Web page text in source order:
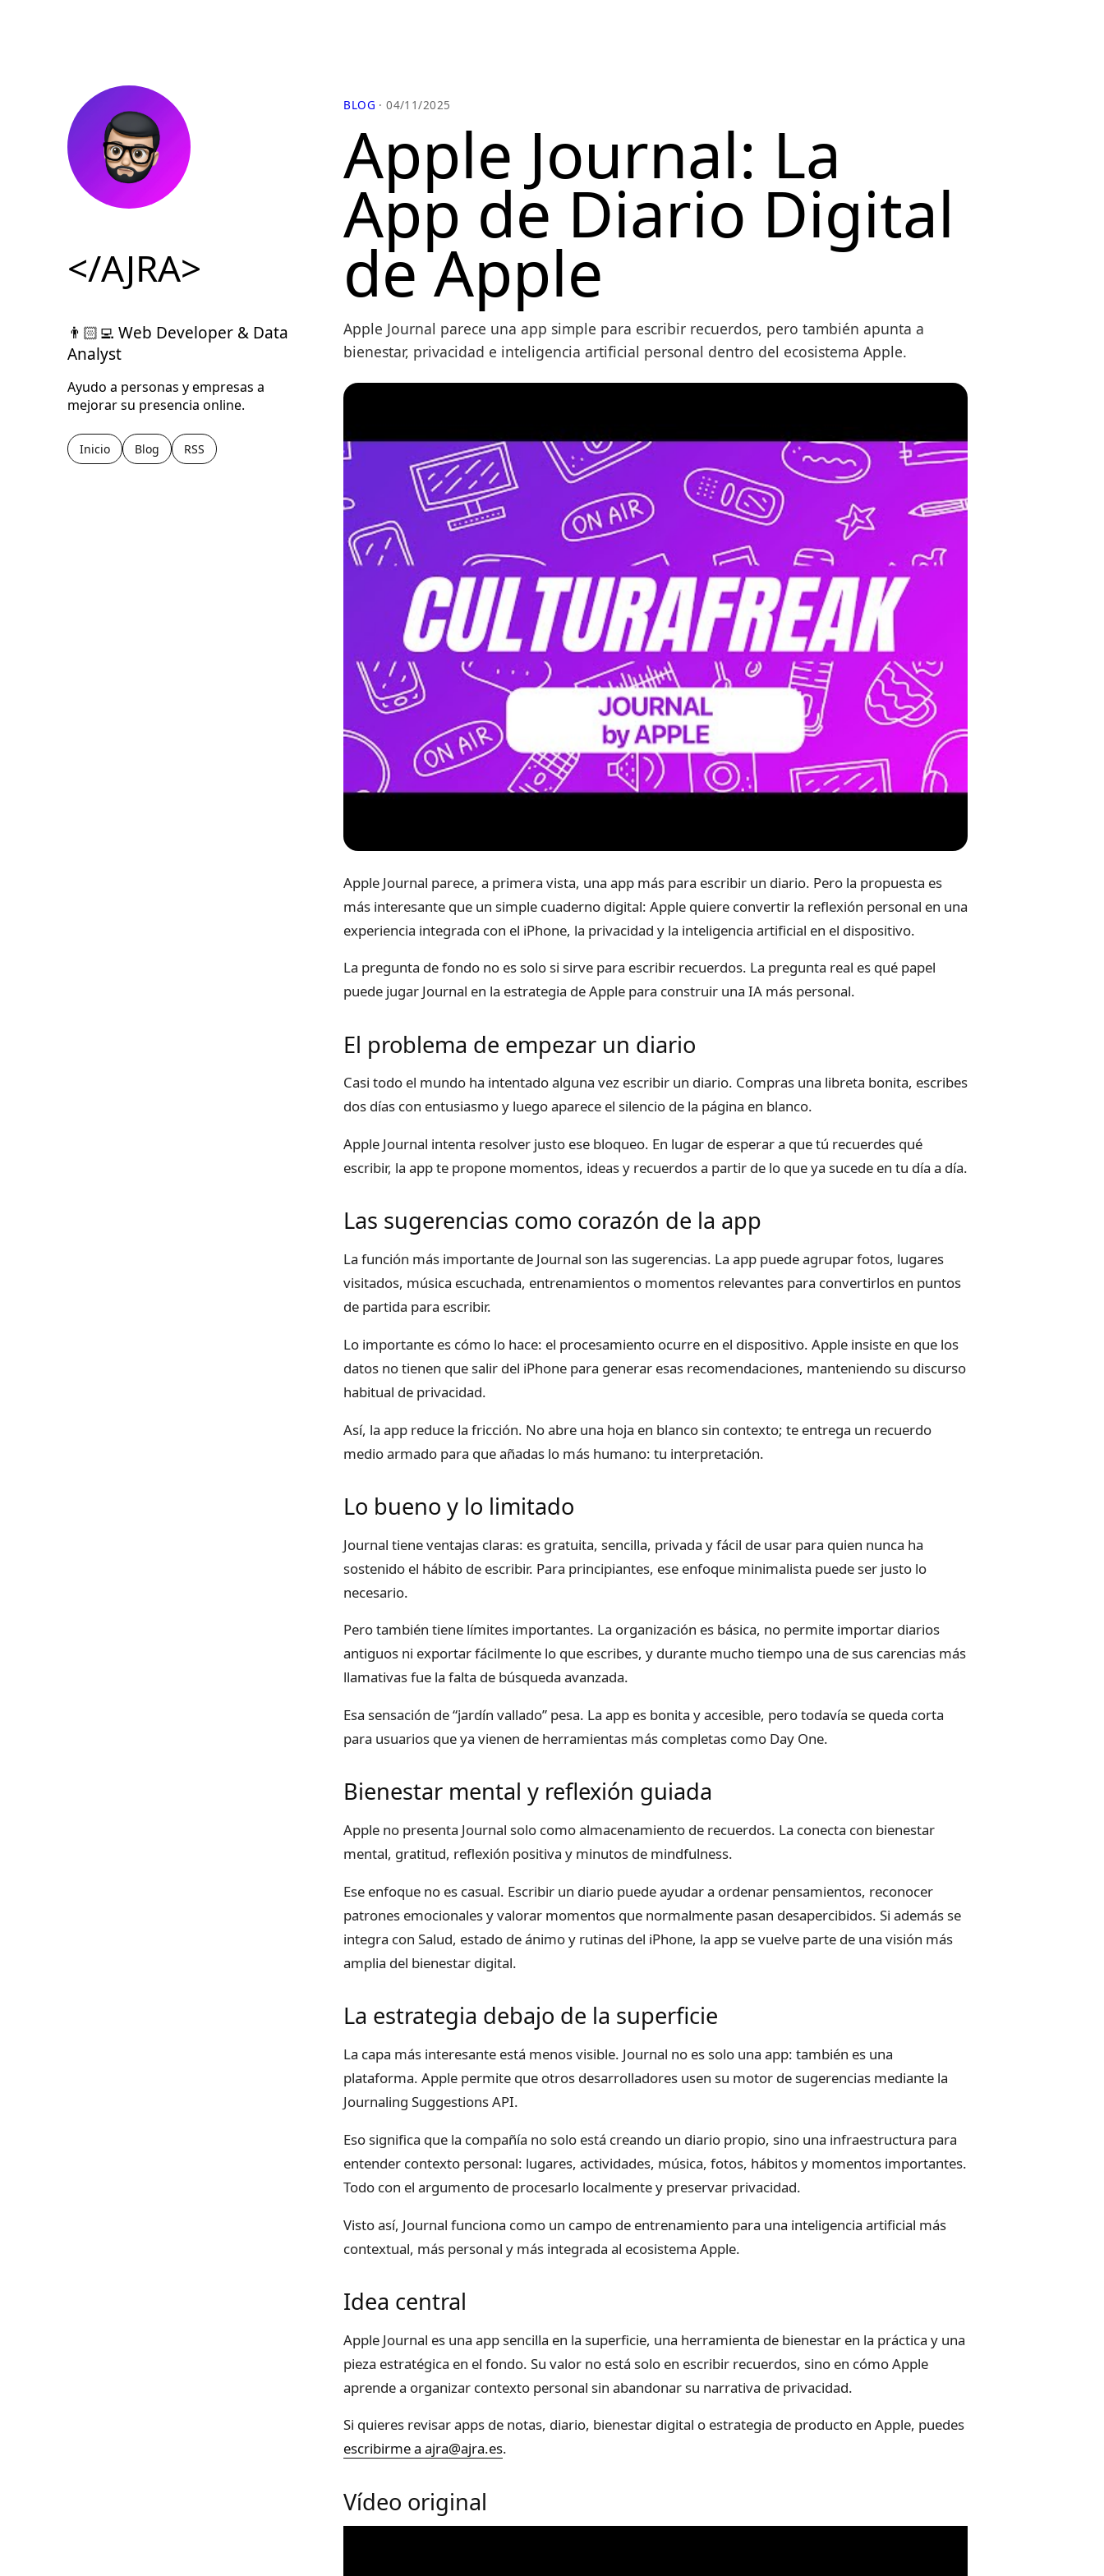
</AJRA>
👨🏻‍💻 Web Developer & Data
Analyst
Ayudo a personas y empresas a
mejorar su presencia online.
Inicio Blog RSS
BLOG · 04/11/2025
Apple Journal: La
App de Diario Digital
de Apple
Apple Journal parece una app simple para escribir recuerdos, pero también apunta a
bienestar, privacidad e inteligencia artificial personal dentro del ecosistema Apple.
Apple Journal parece, a primera vista, una app más para escribir un diario. Pero la propuesta es
más interesante que un simple cuaderno digital: Apple quiere convertir la reflexión personal en una
experiencia integrada con el iPhone, la privacidad y la inteligencia artificial en el dispositivo.
La pregunta de fondo no es solo si sirve para escribir recuerdos. La pregunta real es qué papel
puede jugar Journal en la estrategia de Apple para construir una IA más personal.
El problema de empezar un diario
Casi todo el mundo ha intentado alguna vez escribir un diario. Compras una libreta bonita, escribes
dos días con entusiasmo y luego aparece el silencio de la página en blanco.
Apple Journal intenta resolver justo ese bloqueo. En lugar de esperar a que tú recuerdes qué
escribir, la app te propone momentos, ideas y recuerdos a partir de lo que ya sucede en tu día a día.
Las sugerencias como corazón de la app
La función más importante de Journal son las sugerencias. La app puede agrupar fotos, lugares
visitados, música escuchada, entrenamientos o momentos relevantes para convertirlos en puntos
de partida para escribir.
Lo importante es cómo lo hace: el procesamiento ocurre en el dispositivo. Apple insiste en que los
datos no tienen que salir del iPhone para generar esas recomendaciones, manteniendo su discurso
habitual de privacidad.
Así, la app reduce la fricción. No abre una hoja en blanco sin contexto; te entrega un recuerdo
medio armado para que añadas lo más humano: tu interpretación.
Lo bueno y lo limitado
Journal tiene ventajas claras: es gratuita, sencilla, privada y fácil de usar para quien nunca ha
sostenido el hábito de escribir. Para principiantes, ese enfoque minimalista puede ser justo lo
necesario.
Pero también tiene límites importantes. La organización es básica, no permite importar diarios
antiguos ni exportar fácilmente lo que escribes, y durante mucho tiempo una de sus carencias más
llamativas fue la falta de búsqueda avanzada.
Esa sensación de “jardín vallado” pesa. La app es bonita y accesible, pero todavía se queda corta
para usuarios que ya vienen de herramientas más completas como Day One.
Bienestar mental y reflexión guiada
Apple no presenta Journal solo como almacenamiento de recuerdos. La conecta con bienestar
mental, gratitud, reflexión positiva y minutos de mindfulness.
Ese enfoque no es casual. Escribir un diario puede ayudar a ordenar pensamientos, reconocer
patrones emocionales y valorar momentos que normalmente pasan desapercibidos. Si además se
integra con Salud, estado de ánimo y rutinas del iPhone, la app se vuelve parte de una visión más
amplia del bienestar digital.
La estrategia debajo de la superficie
La capa más interesante está menos visible. Journal no es solo una app: también es una
plataforma. Apple permite que otros desarrolladores usen su motor de sugerencias mediante la
Journaling Suggestions API.
Eso significa que la compañía no solo está creando un diario propio, sino una infraestructura para
entender contexto personal: lugares, actividades, música, fotos, hábitos y momentos importantes.
Todo con el argumento de procesarlo localmente y preservar privacidad.
Visto así, Journal funciona como un campo de entrenamiento para una inteligencia artificial más
contextual, más personal y más integrada al ecosistema Apple.
Idea central
Apple Journal es una app sencilla en la superficie, una herramienta de bienestar en la práctica y una
pieza estratégica en el fondo. Su valor no está solo en escribir recuerdos, sino en cómo Apple
aprende a organizar contexto personal sin abandonar su narrativa de privacidad.
Si quieres revisar apps de notas, diario, bienestar digital o estrategia de producto en Apple, puedes
escribirme a ajra@ajra.es.
Vídeo original